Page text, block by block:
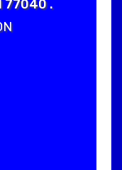
77040 .